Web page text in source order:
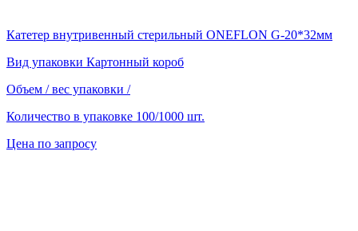
Катетер внутривенный стерильный ONEFLON G-20*32мм
Вид упаковки Картонный короб
Объем / вес упаковки /
Количество в упаковке 100/1000 шт.
Цена по запросу